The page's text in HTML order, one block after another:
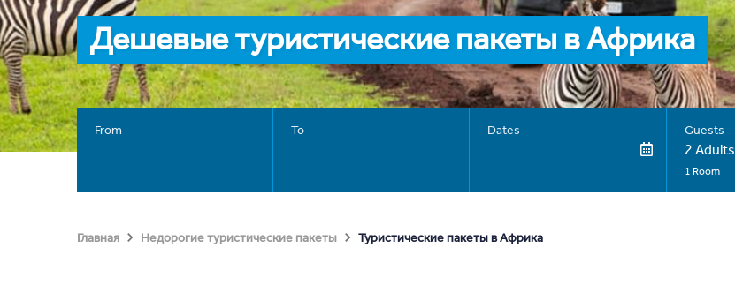
Дешевые туристические пакеты в Африка
From To Dates Guests
2 Adults
1 Room
Главная Недорогие туристические пакеты Туристические пакеты в Африка